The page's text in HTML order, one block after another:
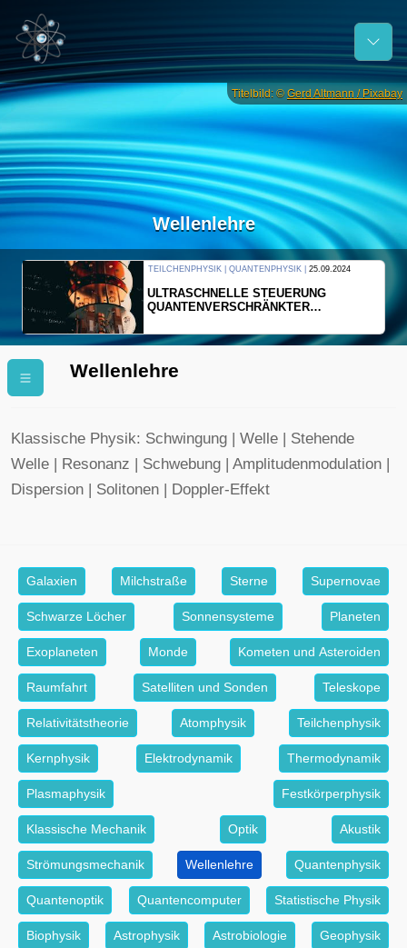
Titelbild: © Gerd Altmann / Pixabay
Wellenlehre
TEILCHENPHYSIK | QUANTENPHYSIK | 25.09.2024
ULTRASCHNELLE STEUERUNG
QUANTENVERSCHRÄNKTER
Wellenlehre
Klassische Physik: Schwingung | Welle | Stehende
Welle | Resonanz | Schwebung | Amplitudenmodulation |
Dispersion | Solitonen | Doppler-Effekt
Galaxien Milchstraße Sterne Supernovae
Schwarze Löcher Sonnensysteme Planeten
Exoplaneten Monde Kometen und Asteroiden
Raumfahrt Satelliten und Sonden Teleskope
Relativitätstheorie Atomphysik Teilchenphysik
Kernphysik Elektrodynamik Thermodynamik
Plasmaphysik Festkörperphysik
Klassische Mechanik Optik Akustik
Strömungsmechanik Wellenlehre Quantenphysik
Quantenoptik Quantencomputer Statistische Physik
Biophysik Astrophysik Astrobiologie Geophysik